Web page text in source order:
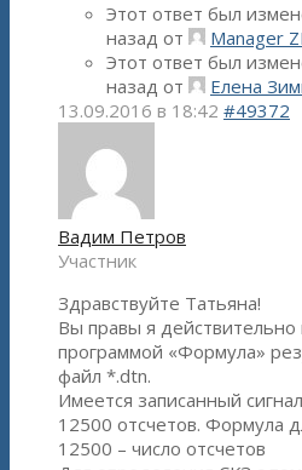
Этот ответ был
назад от
Manager
Этот ответ был
назад от
Елена
13.09.2016 в 18:42 #49372
Вадим Петров
Участник
Здравствуйте Татьяна!
Вы правы я
программой «Формула»
файл *.dtn.
Имеется записанный
12500 отсчетов. Формула
12500 – число отсчетов